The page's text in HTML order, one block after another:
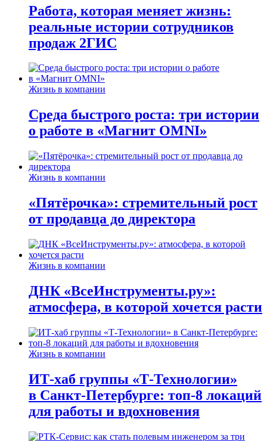
Работа, которая меняет жизнь:
реальные истории сотрудников
продаж 2ГИС
Жизнь в компании
Среда быстрого роста: три истории
о работе в «Магнит OMNI»
Жизнь в компании
«Пятёрочка»: стремительный рост
от продавца до директора
Жизнь в компании
ДНК «ВсеИнструменты.ру»:
атмосфера, в которой хочется расти
Жизнь в компании
ИТ-хаб группы «Т-Технологии»
в Санкт-Петербурге: топ-8 локаций
для работы и вдохновения